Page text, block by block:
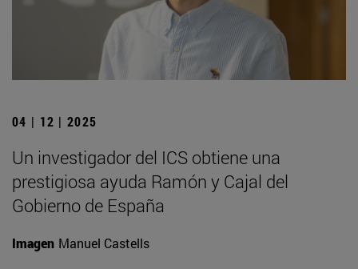
04 | 12 | 2025
Un investigador del ICS obtiene una
prestigiosa ayuda Ramón y Cajal del
Gobierno de España
Imagen Manuel Castells